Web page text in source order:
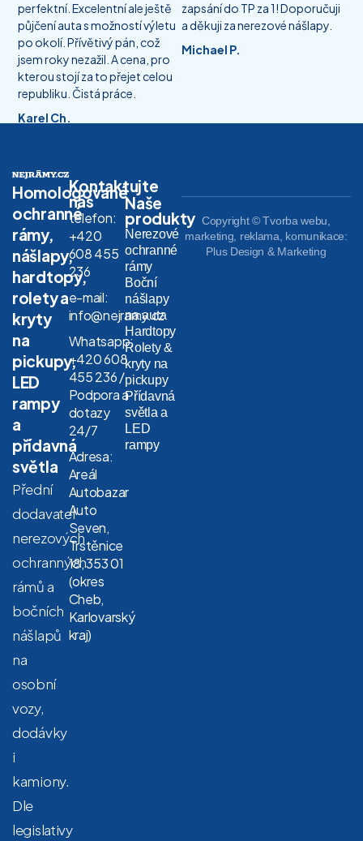
perfektní. Excelentní ale ještě
půjčení auta s možností výletu
po okolí. Přívětivý pán, což
jsem roky nezažil. A cena, pro
kterou stojí za to přejet celou
republiku. Čistá práce.
Karel Ch.
zapsání do TP za 1! Doporučuji
a děkuji za nerezové nášlapy.
Michael P.
Homologované
ochranné
rámy,
nášlapy,
hardtopy,
rolety a
kryty
na
pickupy,
LED
rampy
a
přídavná
světla
Přední
dodavatel
nerezových
ochranných
rámů a
bočních
nášlapů
na
osobní
vozy,
dodávky
i
kamiony.
Dle
legislativy
Kontaktujte
nás
telefon:
+420
608 455
236
e-mail:
info@nejramy.cz
Whatsapp:
+420 608
455 236 /
Podpora a
dotazy
24/7
Adresa:
Areál
Autobazar
Auto
Seven,
Trstěnice
18, 353 01
(okres
Cheb,
Karlovarský
kraj)
Naše
produkty
Nerezové
ochranné
rámy
Boční
nášlapy
na auta
Hardtopy
Rolety &
kryty na
pickupy
Přídavná
světla a
LED
rampy
Copyright © Tvorba webu,
marketing, reklama, komunikace:
Plus Design & Marketing